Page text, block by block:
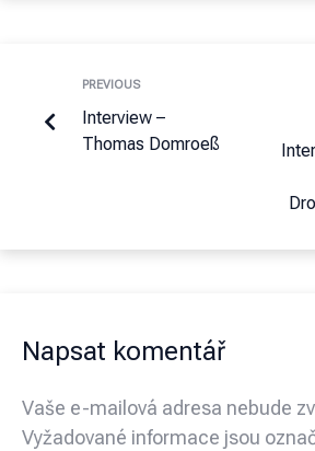
PREVIOUS
Interview –
Thomas Domroeß
Napsat komentář
Vaše e-mailová adresa nebude
Vyžadované informace jsou